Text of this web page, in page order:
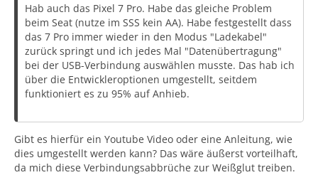
Hab auch das Pixel 7 Pro. Habe das gleiche Problem
beim Seat (nutze im SSS kein AA). Habe festgestellt dass
das 7 Pro immer wieder in den Modus "Ladekabel"
zurück springt und ich jedes Mal "Datenübertragung"
bei der USB-Verbindung auswählen musste. Das hab ich
über die Entwickleroptionen umgestellt, seitdem
funktioniert es zu 95% auf Anhieb.
Gibt es hierfür ein Youtube Video oder eine Anleitung, wie
dies umgestellt werden kann? Das wäre äußerst vorteilhaft,
da mich diese Verbindungsabbrüche zur Weißglut treiben.